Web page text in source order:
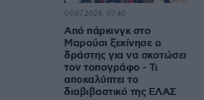
Από πάρκινγκ στο
Μαρούσι ξεκίνησε ο
δράστης για να σκοτώσει
τον τοπογράφο - Τι
αποκαλύπτει το
διαβιβαστικό της ΕΛΑΣ
09.07.2024, 07:40